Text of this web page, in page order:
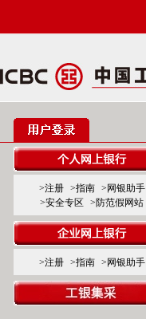
>注册 >指南
>网银助手
>安全专区
>防范假网站
>注册 >指南 >网银助手